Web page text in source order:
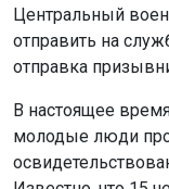
Центральный
отправить на
отправка
В настоящее
молодые люди